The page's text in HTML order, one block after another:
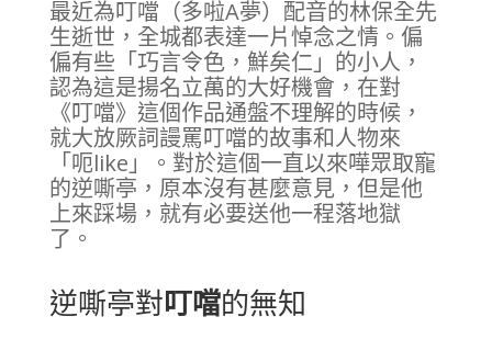
最近為叮噹（多啦A夢）配音的林保全先
生逝世，全城都表達一片悼念之情。偏
偏有些「巧言令色，鮮矣仁」的小人，
認為這是揚名立萬的大好機會，在對
《叮噹》這個作品通盤不理解的時候，
就大放厥詞謾罵叮噹的故事和人物來
「呃like」。對於這個一直以來嘩眾取寵
的逆嘶亭，原本沒有甚麼意見，但是他
上來踩場，就有必要送他一程落地獄
了。
逆嘶亭對叮噹的無知